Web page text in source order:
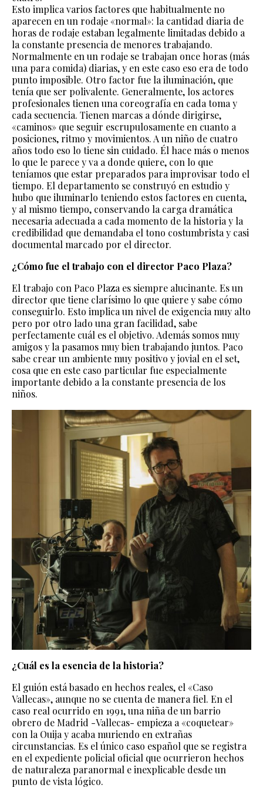
Esto implica varios factores que habitualmente no
aparecen en un rodaje «normal»: la cantidad diaria de
horas de rodaje estaban legalmente limitadas debido a
la constante presencia de menores trabajando.
Normalmente en un rodaje se trabajan once horas (más
una para comida) diarias, y en este caso eso era de todo
punto imposible. Otro factor fue la iluminación, que
tenía que ser polivalente. Generalmente, los actores
profesionales tienen una coreografía en cada toma y
cada secuencia. Tienen marcas a dónde dirigirse,
«caminos» que seguir escrupulosamente en cuanto a
posiciones, ritmo y movimientos. A un niño de cuatro
años todo eso lo tiene sin cuidado. Él hace más o menos
lo que le parece y va a donde quiere, con lo que
teníamos que estar preparados para improvisar todo el
tiempo. El departamento se construyó en estudio y
hubo que iluminarlo teniendo estos factores en cuenta,
y al mismo tiempo, conservando la carga dramática
necesaria adecuada a cada momento de la historia y la
credibilidad que demandaba el tono costumbrista y casi
documental marcado por el director.
¿Cómo fue el trabajo con el director Paco Plaza?
El trabajo con Paco Plaza es siempre alucinante. Es un
director que tiene clarísimo lo que quiere y sabe cómo
conseguirlo. Esto implica un nivel de exigencia muy alto
pero por otro lado una gran facilidad, sabe
perfectamente cuál es el objetivo. Además somos muy
amigos y la pasamos muy bien trabajando juntos. Paco
sabe crear un ambiente muy positivo y jovial en el set,
cosa que en este caso particular fue especialmente
importante debido a la constante presencia de los
niños.
¿Cuál es la esencia de la historia?
El guión está basado en hechos reales, el «Caso
Vallecas», aunque no se cuenta de manera fiel. En el
caso real ocurrido en 1991, una niña de un barrio
obrero de Madrid -Vallecas- empieza a «coquetear»
con la Ouija y acaba muriendo en extrañas
circunstancias. Es el único caso español que se registra
en el expediente policial oficial que ocurrieron hechos
de naturaleza paranormal e inexplicable desde un
punto de vista lógico.